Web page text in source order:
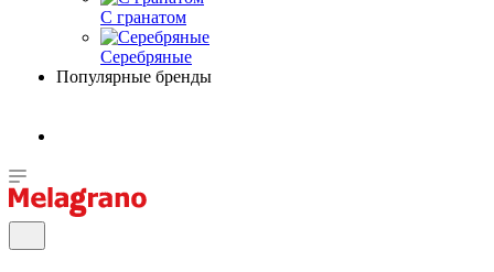
С гранатом
Серебряные
Популярные бренды